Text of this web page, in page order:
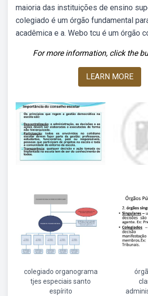
maioria das instituições de ensino
colegiado é um órgão fundamental
acadêmica e a. Webo tcu é um órgão
For more information, click the
LEARN MORE
colegiado organograma
tjes especiais santo
espírito